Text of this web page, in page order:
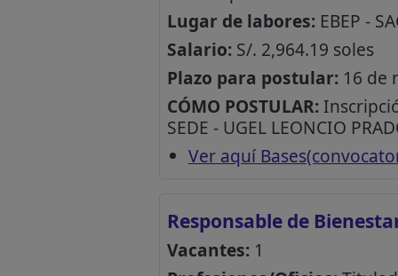
Lugar de labores:EBEP -
Salario:S/. 2,964.19 soles
Plazo para postular:16 de
CÓMO POSTULAR:
SEDE - UGEL LEONCIO
Ver aquí
Responsable de
Vacantes:1